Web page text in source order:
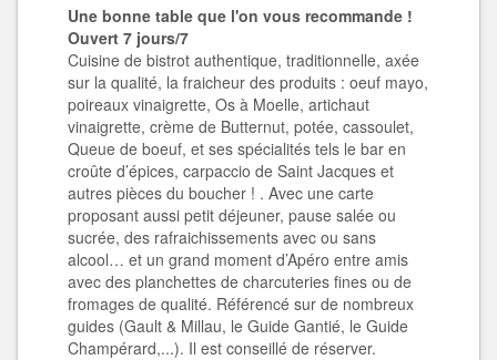
Une bonne table que l'on vous recommande !
Ouvert 7 jours/7
Cuisine de bistrot authentique, traditionnelle, axée
sur la qualité, la fraicheur des produits : oeuf mayo,
poireaux vinaigrette, Os à Moelle, artichaut
vinaigrette, crème de Butternut, potée, cassoulet,
Queue de boeuf, et ses spécialités tels le bar en
croûte d’épices, carpaccio de Saint Jacques et
autres pièces du boucher ! . Avec une carte
proposant aussi petit déjeuner, pause salée ou
sucrée, des rafraichissements avec ou sans
alcool… et un grand moment d’Apéro entre amis
avec des planchettes de charcuteries fines ou de
fromages de qualité. Référencé sur de nombreux
guides (Gault & Millau, le Guide Gantié, le Guide
Champérard,...). Il est conseillé de réserver.